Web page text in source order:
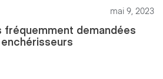
mai 9, 2023
fréquemment demandées